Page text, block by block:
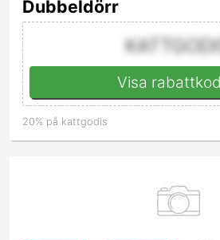
Dubbeldörr
KATTGODIS
Visa
20% på kattgodis